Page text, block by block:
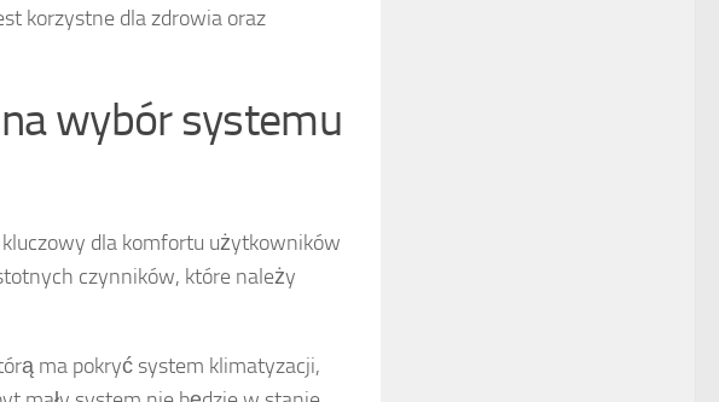
korzystne dla zdrowia oraz
wybór systemu
dla komfortu użytkowników
czynników, które należy
ma pokryć system klimatyzacji,